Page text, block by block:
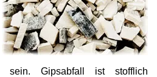
sein. Gipsabfall ist stofflich